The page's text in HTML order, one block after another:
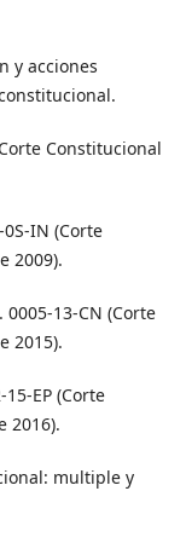
y acciones
Constitucional
IN (Corte
2009).
0005-13-CN (Corte
2015).
EP (Corte
2016).
multiple y